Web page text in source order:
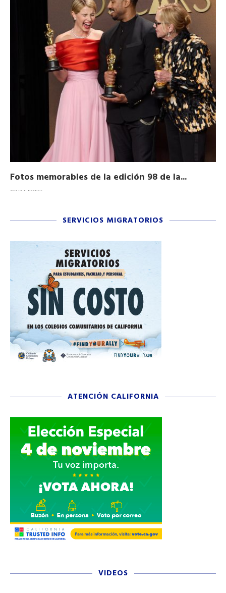
Fotos memorables de la edición 98 de la...
03/16/2026
SERVICIOS MIGRATORIOS
ATENCIÓN CALIFORNIA
VIDEOS